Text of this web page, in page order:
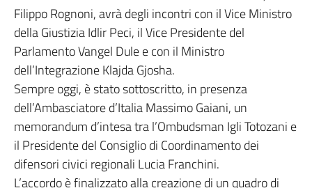
Filippo Rognoni, avrà degli incontri con il Vice Ministro
della Giustizia Idlir Peci, il Vice Presidente del
Parlamento Vangel Dule e con il Ministro
dell’Integrazione Klajda Gjosha.
Sempre oggi, è stato sottoscritto, in presenza
dell’Ambasciatore d’Italia Massimo Gaiani, un
memorandum d’intesa tra l’Ombudsman Igli Totozani e
il Presidente del Consiglio di Coordinamento dei
difensori civici regionali Lucia Franchini.
L’accordo è finalizzato alla creazione di un quadro di